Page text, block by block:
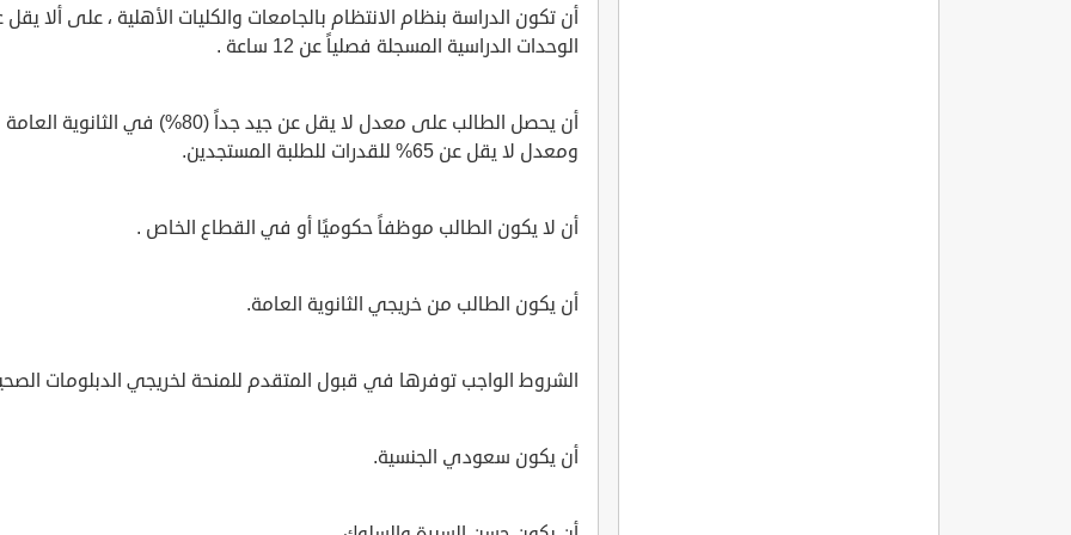
أن تكون الدراسة بنظام الانتظام بالجامعات والكليات الأهلية ، على ألا
الوحدات الدراسية المسجلة فصلياً عن 12 ساعة .
أن يحصل الطالب على معدل لا يقل عن جيد جداً (80%) في الثانوية العامة
ومعدل لا يقل عن 65% للقدرات للطلبة المستجدين.
أن لا يكون الطالب موظفاً حكوميًا أو في القطاع الخاص .
أن يكون الطالب من خريجي الثانوية العامة.
الشروط الواجب توفرها في قبول المتقدم للمنحة لخريجي الدبلومات
أن يكون سعودي الجنسية.